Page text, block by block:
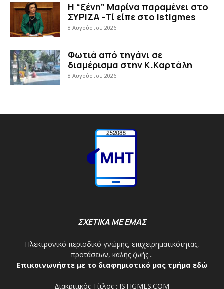
Η “ξένη” Μαρίνα παραμένει στο
ΣΥΡΙΖΑ -Τί είπε στο istigmes
8 Αυγούστου 2026
Φωτιά από τηγάνι σε
διαμέρισμα στην Κ.Καρτάλη
8 Αυγούστου 2026
ΣΧΕΤΙΚΑ ΜΕ ΕΜΑΣ
Ηλεκτρονικό περιοδικό γνώμης, επιχειρηματικότητας,
προτάσεων, καλής ζωής...
Επικοινωνήστε με το διαφημιστικό μας τμήμα εδώ
Διακριτικός Τίτλος : ISTIGMES.COM